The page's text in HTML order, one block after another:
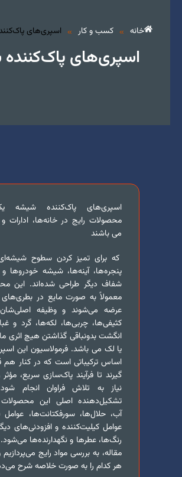
خانه » کسب و کار » اسپری‌های
اسپری‌های
اسپری‌های پاک‌کننده شیشه
محصولات رایج در خانه‌ها، ادارات
می باشند
که برای تمیز کردن سطوح
پنجره‌ها، آینه‌ها، شیشه خودروها
شفاف دیگر طراحی شده‌اند. این
معمولاً به صورت مایع در
عرضه می‌شوند و وظیفه
کثیفی‌ها، چربی‌ها، لکه‌ها، گرد و
انگشت بدونباقی گذاشتن هیچ اثری
یا لک می باشد. فرمولاسیون این
اساس ترکیباتی است که در کنار هم
گیرند تا فرآیند پاک‌سازی سریع،
نیاز به تلاش فراوان انجام
تشکیل‌دهنده اصلی این
آب، حلال‌ها، سورفکتانت‌ها، عوامل
عوامل کیلیت‌کننده و افزودنی‌های
رنگ‌ها، عطرها و نگهدارنده‌ها
مقاله، به بررسی مواد رایج
هر کدام را به صورت خلاصه شرح